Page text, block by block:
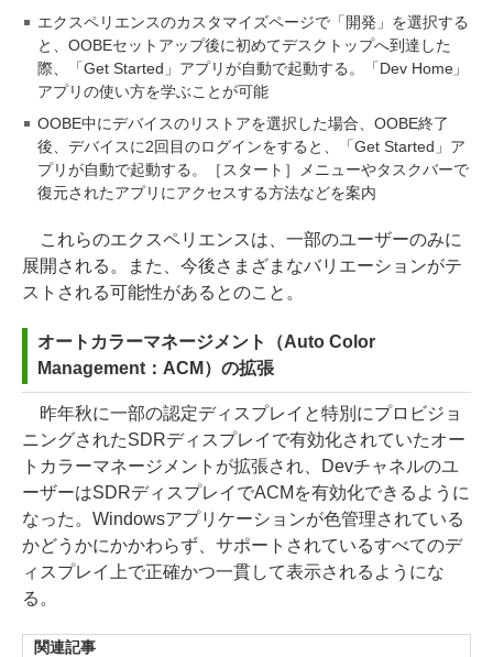
エクスペリエンスのカスタマイズページで「開発」を選択する
と、OOBEセットアップ後に初めてデスクトップへ到達した
際、「Get Started」アプリが自動で起動する。「Dev Home」
アプリの使い方を学ぶことが可能
OOBE中にデバイスのリストアを選択した場合、OOBE終了
後、デバイスに2回目のログインをすると、「Get Started」ア
プリが自動で起動する。［スタート］メニューやタスクバーで
復元されたアプリにアクセスする方法などを案内
これらのエクスペリエンスは、一部のユーザーのみに
展開される。また、今後さまざまなバリエーションがテ
ストされる可能性があるとのこと。
オートカラーマネージメント（Auto Color
Management：ACM）の拡張
昨年秋に一部の認定ディスプレイと特別にプロビジョ
ニングされたSDRディスプレイで有効化されていたオー
トカラーマネージメントが拡張され、Devチャネルのユ
ーザーはSDRディスプレイでACMを有効化できるように
なった。Windowsアプリケーションが色管理されている
かどうかにかかわらず、サポートされているすべてのデ
ィスプレイ上で正確かつ一貫して表示されるようにな
る。
関連記事